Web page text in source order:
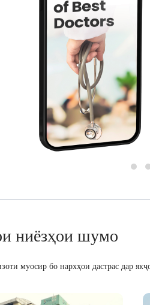
ниёзҳои шумо
муосир бо нархҳои дастрас дар